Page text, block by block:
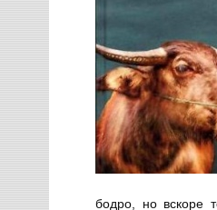
бодро, но вскоре